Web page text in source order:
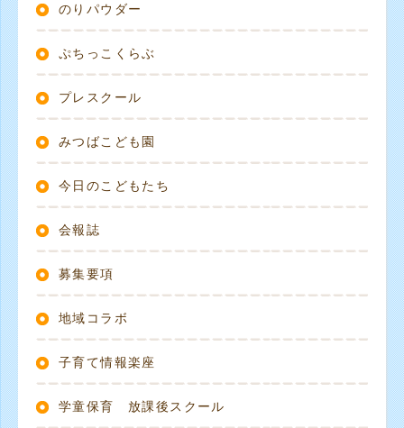
のりパウダー
ぷちっこくらぶ
プレスクール
みつばこども園
今日のこどもたち
会報誌
募集要項
地域コラボ
子育て情報楽座
学童保育 放課後スクール